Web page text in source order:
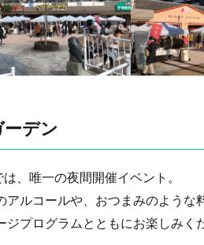
ーデン
、唯一の夜間開催イベント。
アルコールや、おつまみのような
ジプログラムとともにお楽しみく